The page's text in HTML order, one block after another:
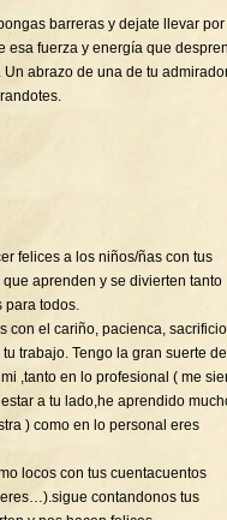
barreras y dejate llevar por
esa fuerza y energía que
abrazo de una de tu
felices a los niños/ñas con tus
aprenden y se divierten tanto
para todos.
con el cariño, pacienca,
trabajo. Tengo la gran suerte de
,tanto en lo profesional ( me
a tu lado,he aprendido
) como en lo personal eres
locos con tus cuentacuentos
contandonos tus